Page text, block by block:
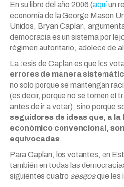
En su libro del año 2006 (aquíun
economía de la George Mason
Unidos, Bryan Caplan,
democracia es un sistema por
régimen autoritario, adolece de
La tesis de Caplan es que los
errores de manera
no solo porque se mantengan
(es decir, porque no se tomen el
antes de ir a votar), sino porque
seguidores de ideas que, a la
económico convencional,
equivocadas.
Para Caplan, los votantes, en
también en todas las
siguientes cuatro sesgosque les